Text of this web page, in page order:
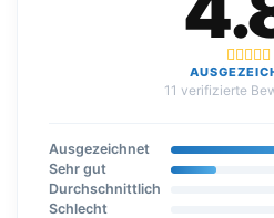
11 verifizierte
Ausgezeichnet
Sehr gut
Durchschnittlich
Schlecht